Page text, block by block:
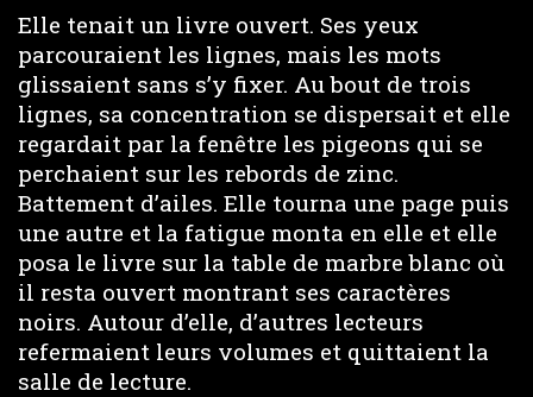
Elle tenait un livre ouvert. Ses yeux
parcouraient les lignes, mais les mots
glissaient sans s’y fixer. Au bout de trois
lignes, sa concentration se dispersait et elle
regardait par la fenêtre les pigeons qui se
perchaient sur les rebords de zinc.
Battement d’ailes. Elle tourna une page puis
une autre et la fatigue monta en elle et elle
posa le livre sur la table de marbre blanc où
il resta ouvert montrant ses caractères
noirs. Autour d’elle, d’autres lecteurs
refermaient leurs volumes et quittaient la
salle de lecture.